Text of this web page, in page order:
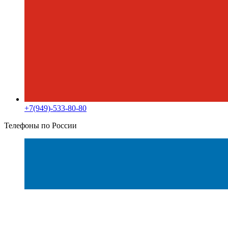
+7(949)-533-80-80
Телефоны по России